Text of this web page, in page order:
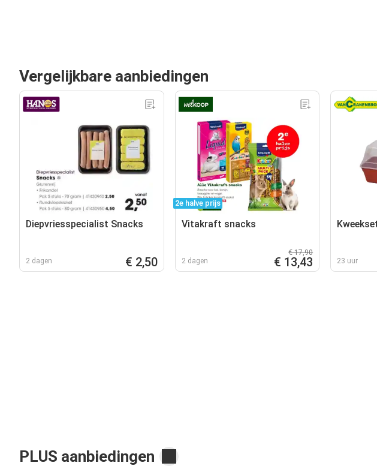
Vergelijkbare aanbiedingen
Diepvriesspecialist Snacks
2 dagen € 2,50
2e halve prijs
Vitakraft snacks
2 dagen
€ 17,90
€ 13,43 23 uur
PLUS aanbiedingen